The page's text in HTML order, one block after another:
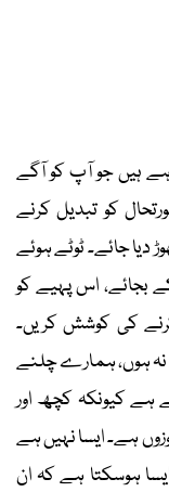
ہیں جو آپ کو آگے
کو تبدیل کرنے
جائے۔ ٹوٹے ہوئے
بجائے، اس پہیے کو
کی کوشش کریں۔
ہوں، ہمارے چلنے
ہے کیونکہ کچھ اور
ہے۔ ایسا نہیں ہے
ہوسکتا ہے کہ ان